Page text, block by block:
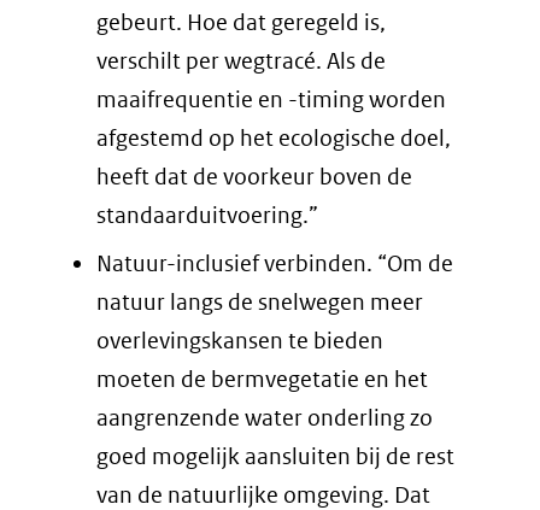
gebeurt. Hoe dat geregeld is,
verschilt per wegtracé. Als de
maaifrequentie en -timing worden
afgestemd op het ecologische doel,
heeft dat de voorkeur boven de
standaarduitvoering.”
Natuur-inclusief verbinden. “Om de
natuur langs de snelwegen meer
overlevingskansen te bieden
moeten de bermvegetatie en het
aangrenzende water onderling zo
goed mogelijk aansluiten bij de rest
van de natuurlijke omgeving. Dat